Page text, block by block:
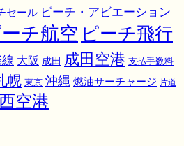
セール ピーチ・アビエーション
ーチ航空 ピーチ飛行
線 大阪 成田 成田空港 支払手数料
幌 東京 沖縄 燃油サーチャージ 片道
空港